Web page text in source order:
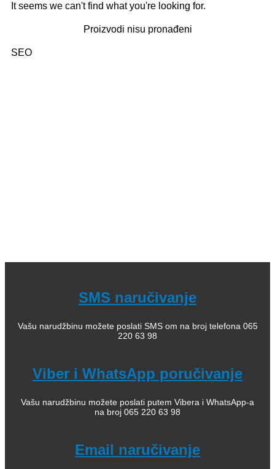
It seems we can't find what you're looking for.
Proizvodi nisu pronađeni
SEO
SMS naručivanje
Vašu narudžbinu možete poslati SMS om na broj telefona 065
220 63 98
Viber i WhatsApp poručivanje
Vašu narudžbinu možete poslati putem Vibera i WhatsApp-a
na broj 065 220 63 98
Email naručivanje